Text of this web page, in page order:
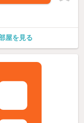
屋を見る